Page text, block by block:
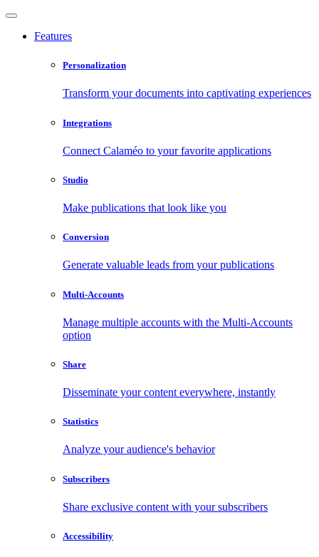
Features
Personalization
Transform your documents into captivating experiences
Integrations
Connect Calaméo to your favorite applications
Studio
Make publications that look like you
Conversion
Generate valuable leads from your publications
Multi-Accounts
Manage multiple accounts with the Multi-Accounts
option
Share
Disseminate your content everywhere, instantly
Statistics
Analyze your audience's behavior
Subscribers
Share exclusive content with your subscribers
Accessibility